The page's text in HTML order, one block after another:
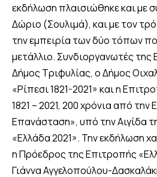
εκδήλωση πλαισιώθηκε και με
Δώριο (Σουλιμά), και με τον
την εμπειρία των δύο τόπων
μετάλλιο. Συνδιοργανωτές της
Δήμος Τριφυλίας, ο Δήμος
«Ρίπεσι 1821-2021» και η
1821 – 2021, 200 χρόνια από την
Επανάσταση», υπό την Αιγίδα
«Ελλάδα 2021». Την εκδήλωση
η Πρόεδρος της Επιτροπής
Γιάννα Αγγελοπούλου-